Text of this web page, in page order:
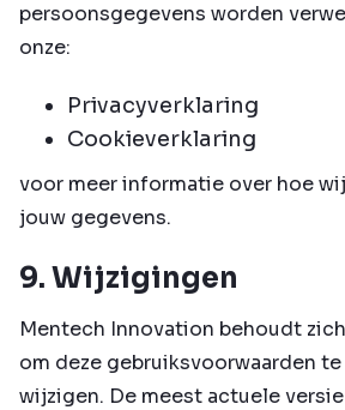
persoonsgegevens worden
onze:
Privacyverklaring
Cookieverklaring
voor meer informatie over hoe
jouw gegevens.
9. Wijzigingen
Mentech Innovation behoudt
om deze gebruiksvoorwaarden
wijzigen. De meest actuele